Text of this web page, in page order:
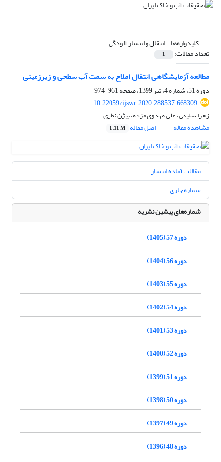
کلیدواژه‌ها =انتقال و انتشار آلودگی
تعداد مقالات: 1
مطالعه آزمایشگاهی انتقال املاح به سمت آب سطحی و زیرزمینی
دوره 51، شماره 4، تیر 1399، صفحه
961-974
10.22059/ijswr.2020.288537.668309
زهرا سلیمی، علی مهدوی مزده، بیژن نظری
مشاهده مقاله
اصل مقاله 1.11 M
مقالات آماده انتشار
شماره جاری
شماره‌های پیشین نشریه
دوره 57 (1405)
دوره 56 (1404)
دوره 55 (1403)
دوره 54 (1402)
دوره 53 (1401)
دوره 52 (1400)
دوره 51 (1399)
دوره 50 (1398)
دوره 49 (1397)
دوره 48 (1396)